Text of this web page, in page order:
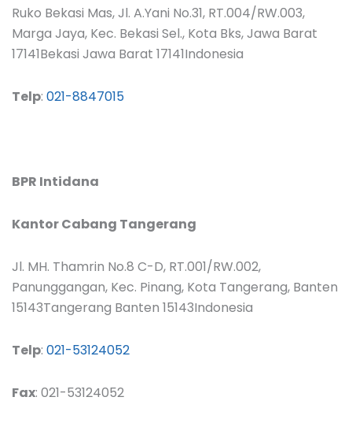
Ruko Bekasi Mas, Jl. A.Yani No.31, RT.004/RW.003,
Marga Jaya, Kec. Bekasi Sel., Kota Bks, Jawa Barat
17141Bekasi Jawa Barat 17141Indonesia
Telp: 021-8847015
BPR Intidana
Kantor Cabang Tangerang
Jl. MH. Thamrin No.8 C-D, RT.001/RW.002,
Panunggangan, Kec. Pinang, Kota Tangerang, Banten
15143Tangerang Banten 15143Indonesia
Telp: 021-53124052
Fax: 021-53124052